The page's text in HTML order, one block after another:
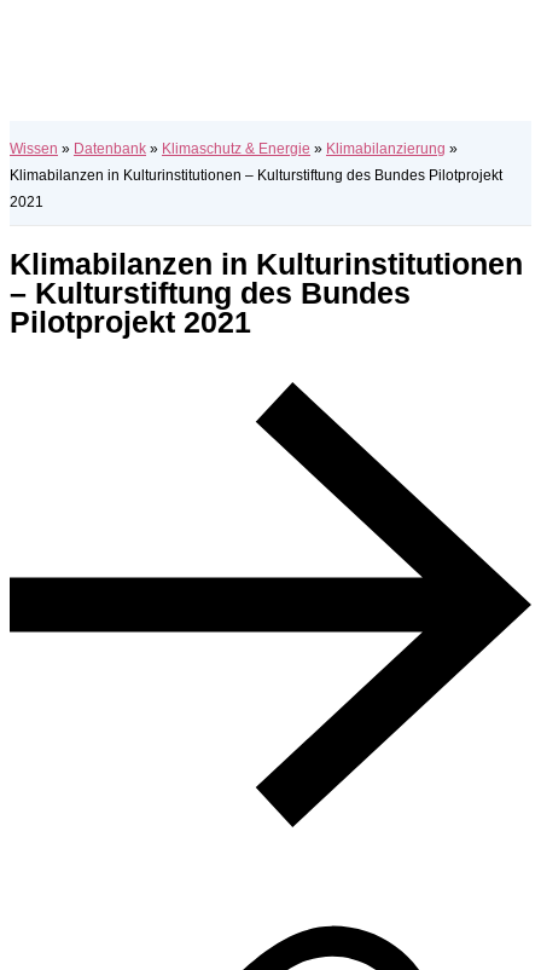
Wissen » Datenbank » Klimaschutz & Energie » Klimabilanzierung »
Klimabilanzen in Kulturinstitutionen – Kulturstiftung des Bundes Pilotprojekt
2021
Klimabilanzen in Kulturinstitutionen
– Kulturstiftung des Bundes
Pilotprojekt 2021